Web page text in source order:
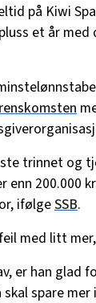
kroner.
typer OTP.
på hva
eller tillitsvalgt.
Nav, Fiken
på Kiwi
et år
trinnet og
enn 200.000
ifølgeSSB.
med litt
er han glad
spare